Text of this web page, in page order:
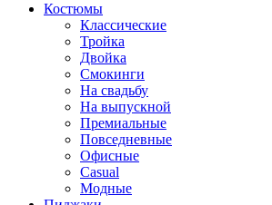
Костюмы
Классические
Тройка
Двойка
Смокинги
На свадьбу
На выпускной
Премиальные
Повседневные
Офисные
Casual
Модные